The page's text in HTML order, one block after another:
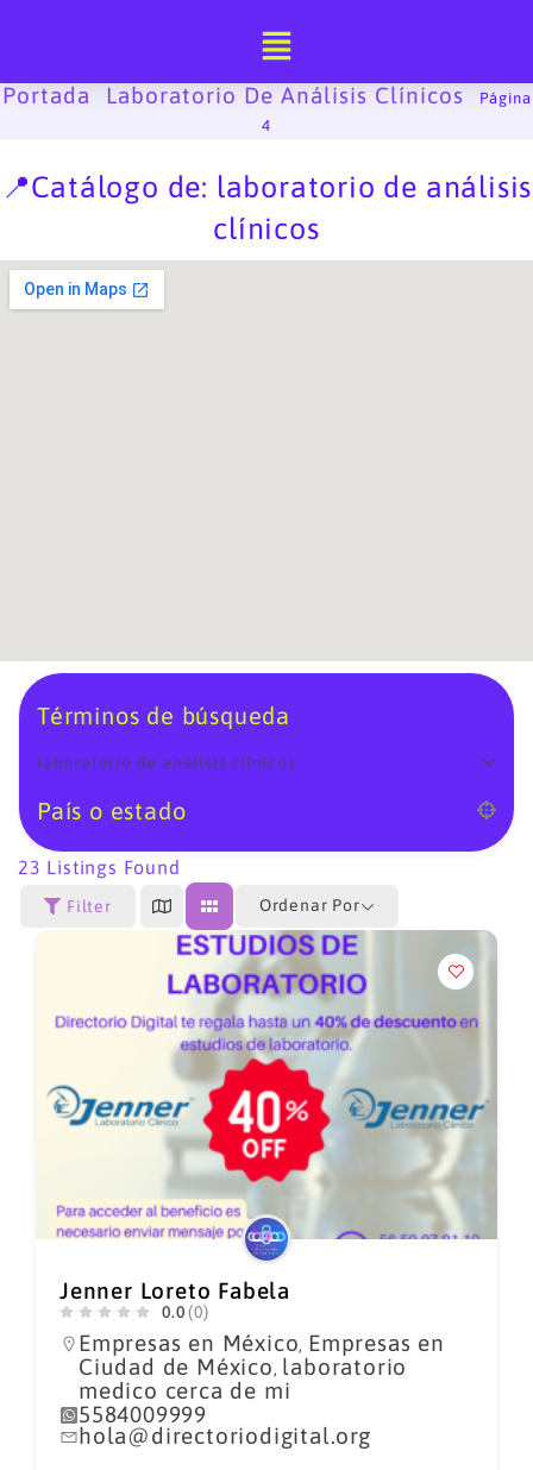
Portada
Laboratorio De Análisis Clínicos
Página
4
📍Catálogo de: laboratorio de análisis
clínicos
Términos de búsqueda
laboratorio de análisis clínicos
País o estado
23 Listings Found
Filter Ordenar Por
Jenner Loreto Fabela
0.0 (0)
Empresas en México, Empresas en
Ciudad de México, laboratorio
medico cerca de mi
5584009999
hola@directoriodigital.org